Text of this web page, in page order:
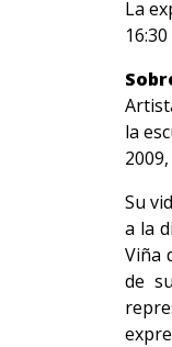
La
la
Su
a la
Viña
de